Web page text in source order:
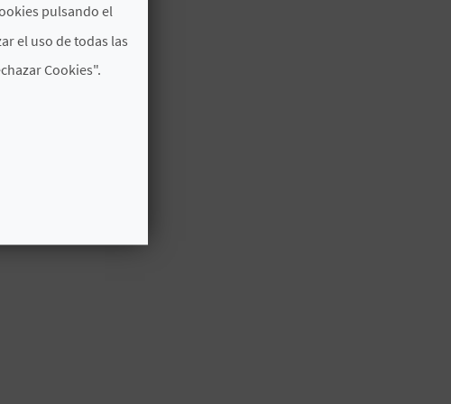
pulsando el
el uso de todas las
Cookies".